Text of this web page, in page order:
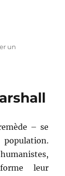
un
– se
leur